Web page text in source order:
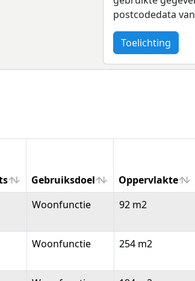
postcodedata
Toelichting
Gebruiksdoel Oppervlakte
Gebruiksdoel Oppervlakte
Woonfunctie 92 m2
Woonfunctie 254 m2